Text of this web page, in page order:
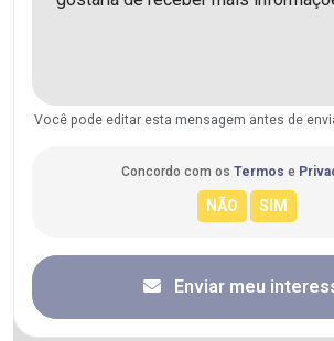
Você pode editar esta mensagem antes de
Concordo com os Termos e
Enviar meu